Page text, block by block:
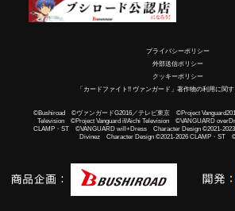
プライバシーポリシー
外部送信ポリシー
クッキーポリシー
「カードファイト!! ヴァンガード」著作物の利用に関
©Bushiroad ©ヴァンガードG2016／テレビ東京 ©Project
Television ©Project Vanguard if/Aichi Television ©VANGUARD
CLAMP・ST ©VANGUARD will+Dress Character Design ©2021-
Divinez Character Design ©2021-2026 CLAMP・ST